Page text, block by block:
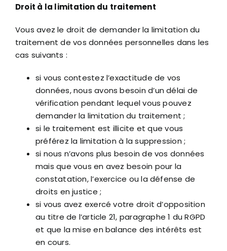
Droit à la limitation du traitement
Vous avez le droit de demander la limitation du
traitement de vos données personnelles dans les
cas suivants :
si vous contestez l’exactitude de vos
données, nous avons besoin d’un délai de
vérification pendant lequel vous pouvez
demander la limitation du traitement ;
si le traitement est illicite et que vous
préférez la limitation à la suppression ;
si nous n’avons plus besoin de vos données
mais que vous en avez besoin pour la
constatation, l’exercice ou la défense de
droits en justice ;
si vous avez exercé votre droit d’opposition
au titre de l’article 21, paragraphe 1 du RGPD
et que la mise en balance des intérêts est
en cours.